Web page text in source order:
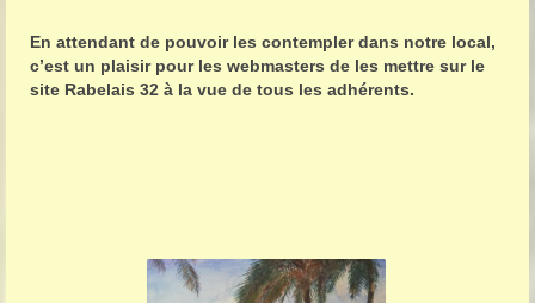
En attendant de pouvoir les contempler dans notre local,
c’est un plaisir pour les webmasters de les mettre sur le
site Rabelais 32 à la vue de tous les adhérents.